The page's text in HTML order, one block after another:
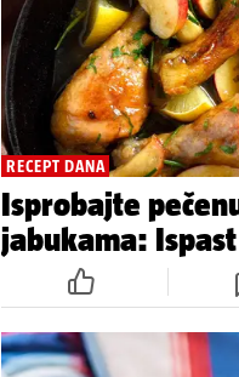
RECEPT DANA
Isprobajte
jabukama: